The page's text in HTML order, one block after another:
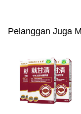
2. Anda boleh
4. Setelah pesanan
manakala ahli aplikasi
AFTEE.
5. Tiada bayaran
pembayaran di empat
dalam talian dengan
Pilihan Penghantaran
NT$100/pesanan |
NT$600 atau lebih
付款後全家取貨
Pelanggan Juga